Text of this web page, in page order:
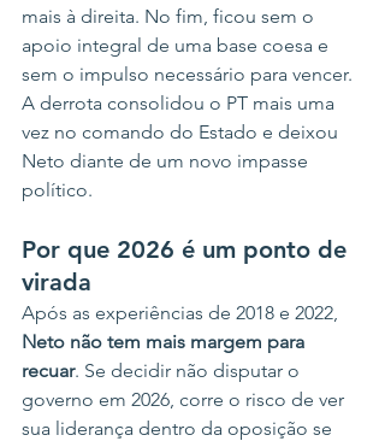
mais à direita. No fim, ficou sem o
apoio integral de uma base coesa e
sem o impulso necessário para vencer.
A derrota consolidou o PT mais uma
vez no comando do Estado e deixou
Neto diante de um novo impasse
político.
Por que 2026 é um ponto de
virada
Após as experiências de 2018 e 2022,
Neto não tem mais margem para
recuar. Se decidir não disputar o
governo em 2026, corre o risco de ver
sua liderança dentro da oposição se